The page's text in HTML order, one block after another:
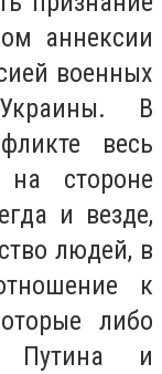
аннексии
военных
В
весь
стороне
и везде,
людей, в
к
либо
Путина и